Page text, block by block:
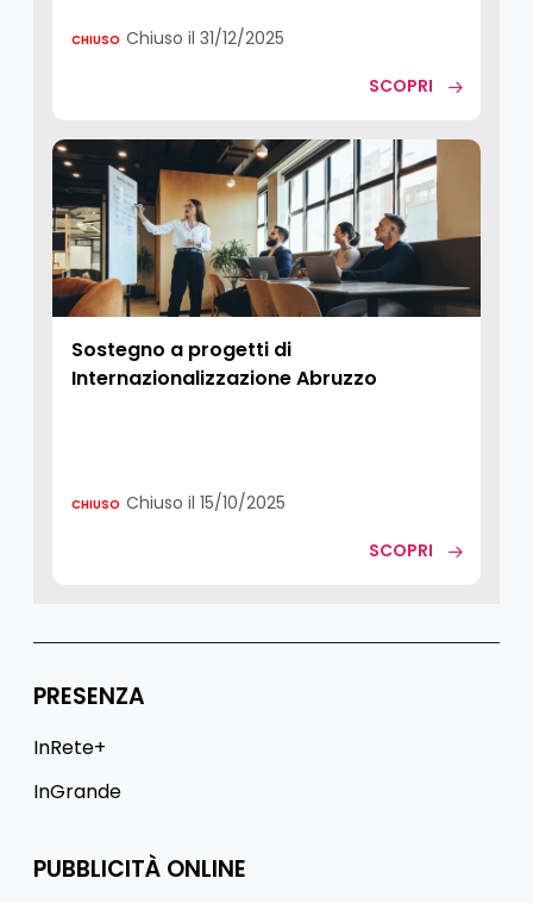
CHIUSO Chiuso il 31/12/2025
SCOPRI
Sostegno a progetti di
Internazionalizzazione Abruzzo
CHIUSO Chiuso il 15/10/2025
SCOPRI
PRESENZA
InRete+
InGrande
PUBBLICITÀ ONLINE